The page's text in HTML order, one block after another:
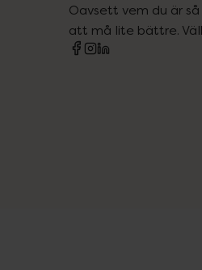
Oavsett vem du är
att må lite bättre.